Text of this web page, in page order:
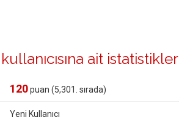
ait istatistikler
120puan (5,301 . sırada)
Yeni Kullanıcı